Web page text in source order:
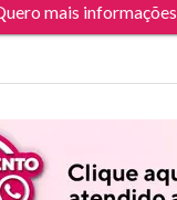
mais informações